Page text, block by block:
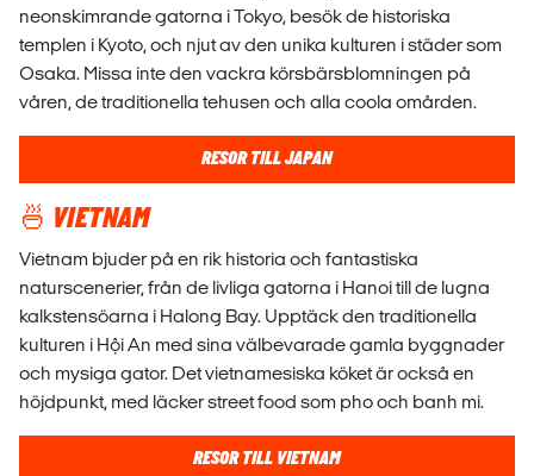
neonskimrande gatorna i Tokyo, besök de historiska
templen i Kyoto, och njut av den unika kulturen i städer som
Osaka. Missa inte den vackra körsbärsblomningen på
våren, de traditionella tehusen och alla coola omården.
RESOR TILL JAPAN
🍜 VIETNAM
Vietnam bjuder på en rik historia och fantastiska
naturscenerier, från de livliga gatorna i Hanoi till de lugna
kalkstensöarna i Halong Bay. Upptäck den traditionella
kulturen i Hội An med sina välbevarade gamla byggnader
och mysiga gator. Det vietnamesiska köket är också en
höjdpunkt, med läcker street food som pho och banh mi.
RESOR TILL VIETNAM